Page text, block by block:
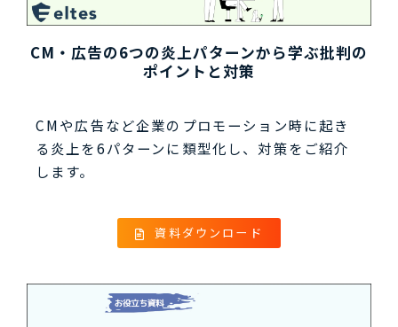
CM・広告の6つの炎上パターンから学ぶ批判の
ポイントと対策
CMや広告など企業のプロモーション時に起き
る炎上を6パターンに類型化し、対策をご紹介
します。
資料ダウンロード